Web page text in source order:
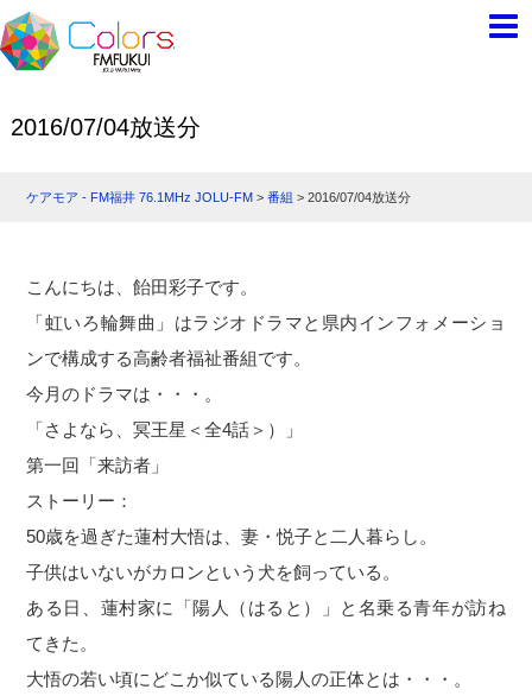
2016/07/04放送分
ケアモア - FM福井 76.1MHz JOLU-FM >番組 >2016/07/04放送分
こんにちは、飴田彩子です。
「虹いろ輪舞曲」はラジオドラマと県内インフォメーショ
ンで構成する高齢者福祉番組です。
今月のドラマは・・・。
「さよなら、冥王星＜全4話＞）」
第一回「来訪者」
ストーリー：
50歳を過ぎた蓮村大悟は、妻・悦子と二人暮らし。
子供はいないがカロンという犬を飼っている。
ある日、蓮村家に「陽人（はると）」と名乗る青年が訪ね
てきた。
大悟の若い頃にどこか似ている陽人の正体とは・・・。